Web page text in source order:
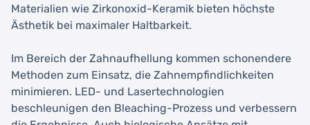
Materialien wie Zirkonoxid-Keramik bieten höchste
Ästhetik bei maximaler Haltbarkeit.
Im Bereich der Zahnaufhellung kommen schonendere
Methoden zum Einsatz, die Zahnempfindlichkeiten
minimieren. LED- und Lasertechnologien
beschleunigen den Bleaching-Prozess und verbessern